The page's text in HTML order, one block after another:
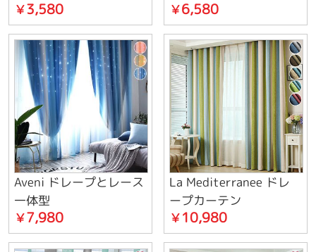
￥3,580 ￥6,580
Aveni ドレープとレース
一体型
￥7,980
La Mediterranee ドレ
ープカーテン
￥10,980